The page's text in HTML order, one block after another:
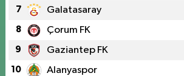
7 Galatasaray
8 Çorum FK
9 Gaziantep FK
10 Alanyaspor